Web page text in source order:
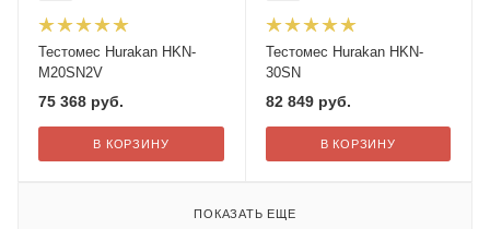
Тестомес Hurakan HKN-
M20SN2V
75 368 руб.
В КОРЗИНУ
Тестомес Hurakan HKN-
30SN
82 849руб.
В КОРЗИНУ
ПОКАЗАТЬ ЕЩЕ